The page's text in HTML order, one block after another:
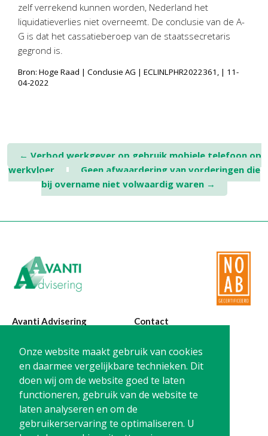
Onze website maakt gebruik van cookies
en daarmee vergelijkbare technieken. Dit
doen wij om de website goed te laten
functioneren, gebruik van de website te
laten analyseren en om de
gebruikerservaring te optimaliseren. U
zelf verrekend kunnen worden, Nederland het
liquidatieverlies niet overneemt. De conclusie van de A-
G is dat het cassatieberoep van de staatssecretaris
gegrond is.
Bron: Hoge Raad | Conclusie AG | ECLINLPHR2022361, | 11-
04-2022
Post
navigation
← Verbod werkgever op gebruik mobiele telefoon op
werkvloer
Geen afwaardering van vorderingen die
bij overname niet volwaardig waren →
Avanti Advisering
Poelstraat 4
1441 RR Purmerend
Contact
T: 0299-420870
@:
info@avanti-
advisering.nl
BTW: NL861212733B01